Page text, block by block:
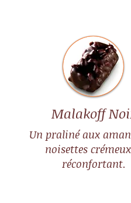
Malakoff
Un praliné aux
noisettes
réconfortant.